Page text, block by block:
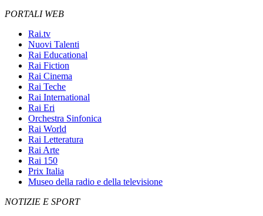
PORTALI WEB
Rai.tv
Nuovi Talenti
Rai Educational
Rai Fiction
Rai Cinema
Rai Teche
Rai International
Rai Eri
Orchestra Sinfonica
Rai World
Rai Letteratura
Rai Arte
Rai 150
Prix Italia
Museo della radio e della televisione
NOTIZIE E SPORT